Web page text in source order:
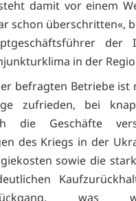
damit vor einem
schon überschritten«,
der
in der
befragten Betriebe ist
zufrieden, bei
die Geschäfte
des Kriegs in der
sowie die
was